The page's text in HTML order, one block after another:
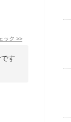
ック >>
す